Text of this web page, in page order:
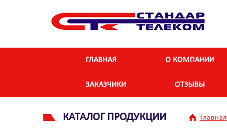
ГЛАВНАЯ О КОМПАНИИ
ЗАКАЗЧИКИ ОТЗЫВЫ
КАТАЛОГ ПРОДУКЦИИ Главная